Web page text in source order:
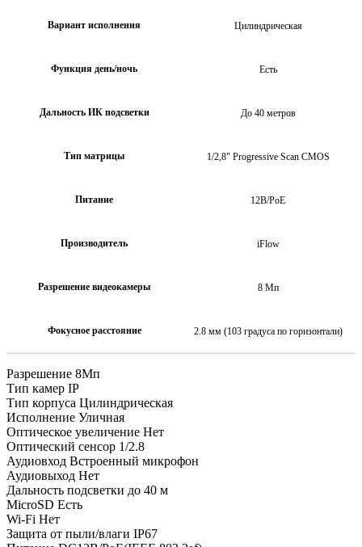
Вариант исполнения Цилиндрическая
Функция день/ночь Есть
Дальность ИК подсветки До 40 метров
Тип матрицы 1/2,8" Progressive Scan CMOS
Питание 12В/PoE
Производитель iFlow
Разрешение видеокамеры 8 Mп
Фокусное расстояние 2.8 мм (103 градуса по горизонтали)
Разрешение 8Мп
Тип камер IP
Тип корпуса Цилиндрическая
Исполнение Уличная
Оптическое увеличение Нет
Оптический сенсор 1/2.8
Аудиовход Встроенный микрофон
Аудиовыход Нет
Дальность подсветки до 40 м
MicroSD Есть
Wi-Fi Нет
Защита от пыли/влаги IP67